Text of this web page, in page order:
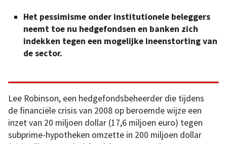
Het pessimisme onder institutionele beleggers
neemt toe nu hedgefondsen en banken zich
indekken tegen een mogelijke ineenstorting van
de sector.
Lee Robinson, een hedgefondsbeheerder die tijdens
de financiële crisis van 2008 op beroemde wijze een
inzet van 20 miljoen dollar (17,6 miljoen euro) tegen
subprime-hypotheken omzette in 200 miljoen dollar